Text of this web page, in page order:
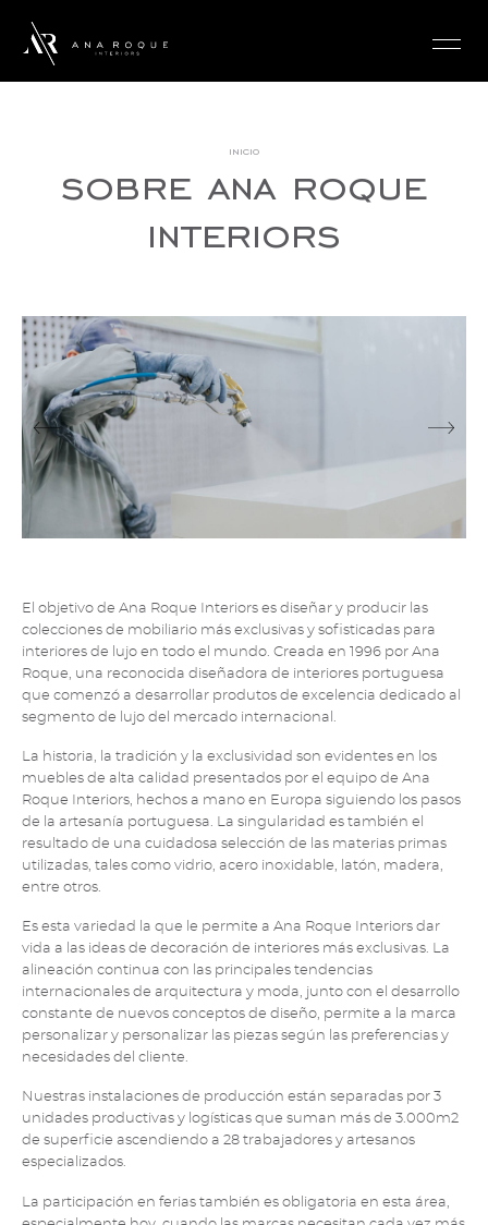
inicio
sobre ana roque
interiors
El objetivo de Ana Roque Interiors es diseñar y producir las
colecciones de mobiliario más exclusivas y sofisticadas para
interiores de lujo en todo el mundo. Creada en 1996 por Ana
Roque, una reconocida diseñadora de interiores portuguesa
que comenzó a desarrollar produtos de excelencia dedicado al
segmento de lujo del mercado internacional.
La historia, la tradición y la exclusividad son evidentes en los
muebles de alta calidad presentados por el equipo de Ana
Roque Interiors, hechos a mano en Europa siguiendo los pasos
de la artesanía portuguesa. La singularidad es también el
resultado de una cuidadosa selección de las materias primas
utilizadas, tales como vidrio, acero inoxidable, latón, madera,
entre otros.
Es esta variedad la que le permite a Ana Roque Interiors dar
vida a las ideas de decoración de interiores más exclusivas. La
alineación continua con las principales tendencias
internacionales de arquitectura y moda, junto con el desarrollo
constante de nuevos conceptos de diseño, permite a la marca
personalizar y personalizar las piezas según las preferencias y
necesidades del cliente.
Nuestras instalaciones de producción están separadas por 3
unidades productivas y logísticas que suman más de 3.000m2
de superficie ascendiendo a 28 trabajadores y artesanos
especializados.
La participación en ferias también es obligatoria en esta área,